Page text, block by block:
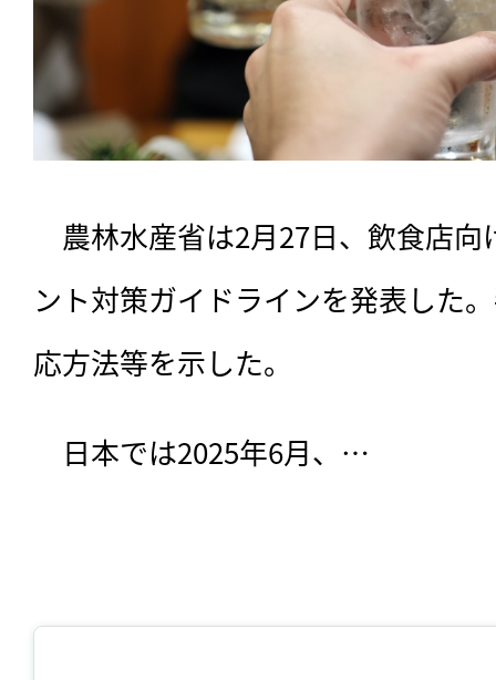
農林水産省は2月27日、飲食店向
ント対策ガイドラインを発表した
応方法等を示した。
日本では2025年6月、…